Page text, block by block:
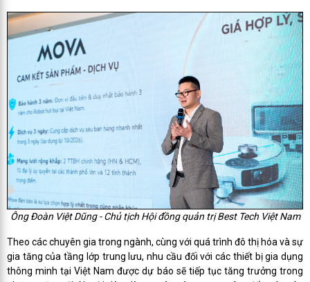
Ông Đoàn Việt Dũng - Chủ tịch Hội đồng quản trị Best Tech Việt Nam
Theo các chuyên gia trong ngành, cùng với quá trình đô thị hóa và sự
gia tăng của tầng lớp trung lưu, nhu cầu đối với các thiết bị gia dụng
thông minh tại Việt Nam được dự báo sẽ tiếp tục tăng trưởng trong